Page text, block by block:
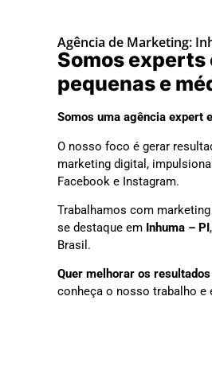
Agência de Marketing:
Somos
pequenas e
Somos uma agência expert
O nosso foco é gerar
marketing digital,
Facebook e Instagram.
Trabalhamos com
se destaque em Inhuma – PI
Brasil.
Quer melhorar os
conheça o nosso trabalho e